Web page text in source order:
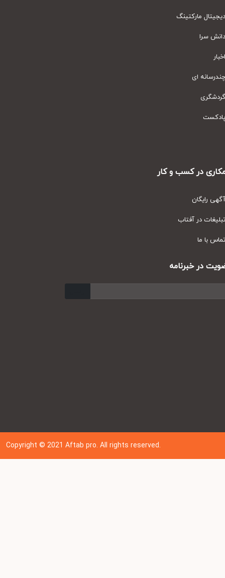
مارکتینگ
سرا
ای
در کسب و کار
رایگان
در آفتاب
با ما
در خبرنامه
Copyright © 202 1Aftab pro. All rights reserved.